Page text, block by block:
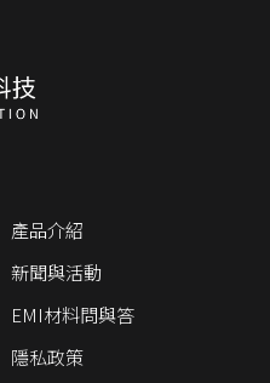
產品介紹
新聞與活動
EMI材料問與答
隱私政策